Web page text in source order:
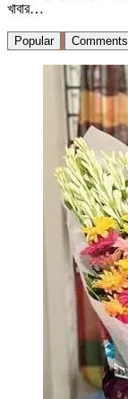
খাবার…
Popular Comments